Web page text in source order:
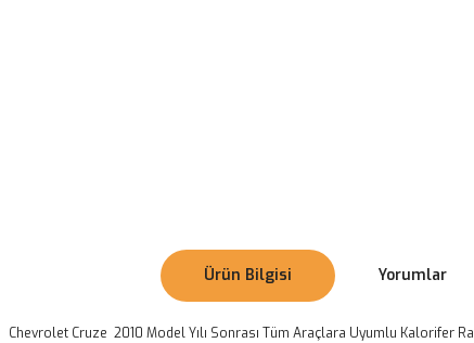
Ürün Bilgisi Yorumlar
Chevrolet Cruze 2010 Model Yılı Sonrası Tüm Araçlara Uyumlu Kalorifer